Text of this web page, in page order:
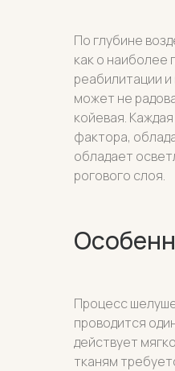
По глубине
как о наиболее
реабилитации
может не
койевая.
фактора,
обладает
рогового слоя.
Процесс
проводится
действует
тканям